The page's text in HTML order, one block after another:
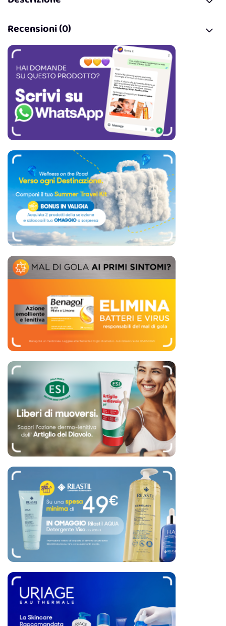
Recensioni (0)